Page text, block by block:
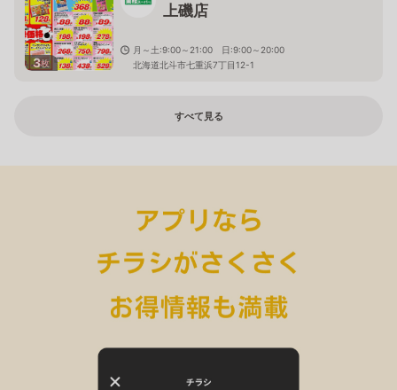
3枚
上磯店
月～土:9:00～21:00 日:9:00～20:00
北海道北斗市七重浜7丁目12-1
すべて見る